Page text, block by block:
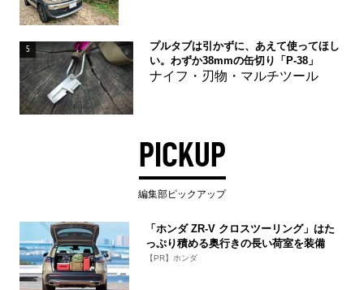
5
プルタブは引かずに、あえて使ってほし
い。わずか38mmの缶切り「P-38」
ナイフ・刃物・マルチツール
PICKUP
編集部ピックアップ
「ホンダ ZR-V クロスツーリング」はた
っぷり積める奥行きの長い荷室を装備
【PR】ホンダ